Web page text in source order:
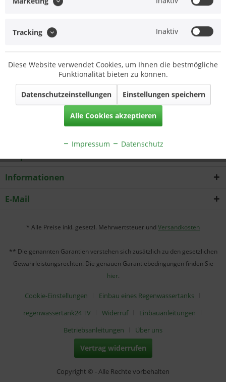
Artikel-Nr.:
Ähnliche Artikel
Beschreibung
ACHTUNG: Artikel NICHT einzeln bestellbar!mehr
Informationen
E-Mail
* Alle Preise inkl. gesetzl. Mehrwertsteuer und Versandkosten
** Die genannten Garantien verstehen sich zusätzlich zu den gesetzlichen
Gewährleistungsrechten. Die genauen Garantiebedingungen finden Sie
hier.
Cookie-Einstellungen
Einbau eines Regenwassertanks
regenwassertank24 TV
Widerruf
Einbauanleitungen
Betriebsanleitungen
Über uns
Vertrag widerrufen
Copyright © - Alle Rechte vorbehalten
Tracking Inaktiv
Diese Website verwendet Cookies, um Ihnen die bestmögliche
Funktionalität bieten zu können.
Datenschutzeinstellungen Einstellungen speichern
Alle Cookies akzeptieren
Impressum Datenschutz